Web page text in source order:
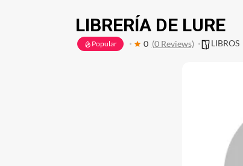
LIBRERÍA DE LURE
Popular 0 (0 Reviews) LIBROS